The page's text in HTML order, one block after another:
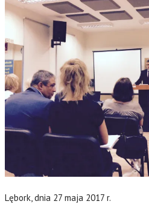
Lębork, dnia 27 maja 2017 r.